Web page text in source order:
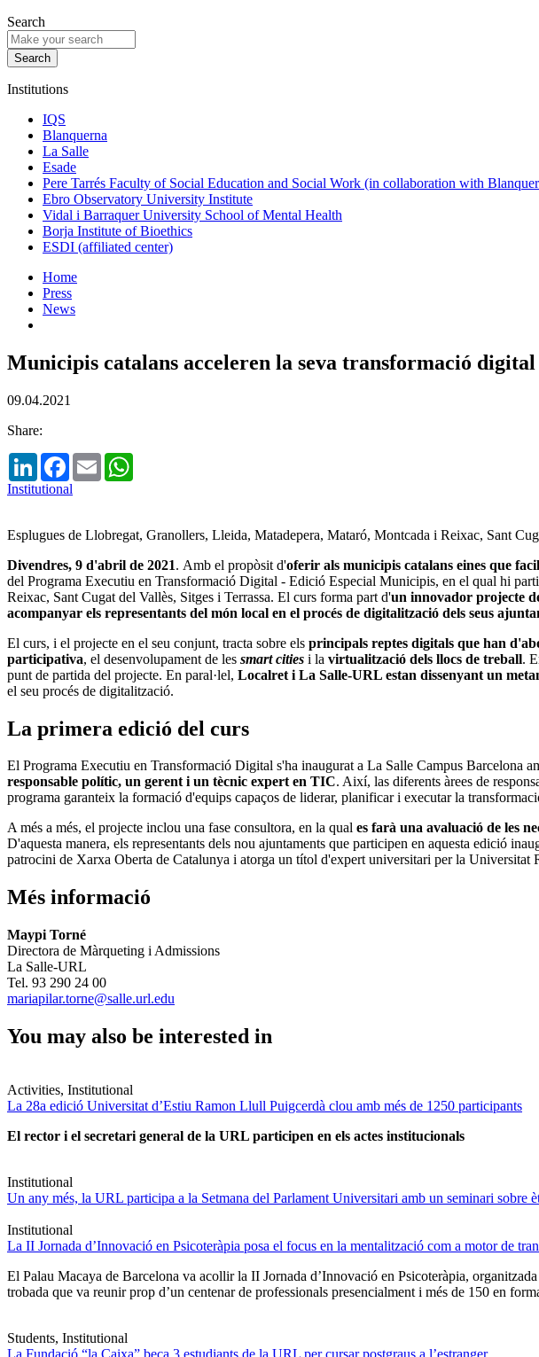
Search
Institutions
IQS
Blanquerna
La Salle
Esade
Pere Tarrés Faculty of Social Education and Social Work (in collaboration with
Ebro Observatory University Institute
Vidal i Barraquer University School of Mental Health
Borja Institute of Bioethics
ESDI (affiliated center)
Home
Press
News
Municipis catalans acceleren la seva transformació
09.04.2021
Share:
LinkedInFacebook
Email
Institutional
Esplugues de Llobregat, Granollers, Lleida, Matadepera, Mataró, Montcada i Reixac, Sant
Divendres, 9 d'abril de 2021. Amb el propòsit d'oferir als municipis catalans eines que
del Programa Executiu en Transformació Digital - Edició Especial Municipis, en el qual hi
Reixac, Sant Cugat del Vallès, Sitges i Terrassa. El curs forma part d'un innovador projecte
acompanyar els representants del món local en el procés de digitalització dels seus
El curs, i el projecte en el seu conjunt, tracta sobre els principals reptes digitals que han
participativa, el desenvolupament de les smart cities i la virtualització dels llocs de treball.
punt de partida del projecte. En paral·lel, Localret i La Salle-URL estan dissenyant un
el seu procés de digitalització.
La primera edició del curs
El Programa Executiu en Transformació Digital s'ha inaugurat a La Salle Campus Barcelona
responsable polític, un gerent i un tècnic expert en TIC. Així, las diferents àrees de
programa garanteix la formació d'equips capaços de liderar, planificar i executar la
A més a més, el projecte inclou una fase consultora, en la qual es farà una avaluació de les
D'aquesta manera, els representants dels nou ajuntaments que participen en aquesta edició
patrocini de Xarxa Oberta de Catalunya i atorga un títol d'expert universitari per la
Més informació
Maypi Torné
Directora de Màrqueting i Admissions
La Salle-URL
Tel. 93 290 24 00
mariapilar.torne@salle.url.edu
You may also be interested in
Activities, Institutional
La 28a edició Universitat d’Estiu Ramon Llull Puigcerdà clou amb més de 1250 participants
El rector i el secretari general de la URL participen en els actes institucionals
Institutional
Un any més, la URL participa a la Setmana del Parlament Universitari amb un seminari sobre
Institutional
La II Jornada d’Innovació en Psicoteràpia posa el focus en la mentalització com a motor de
El Palau Macaya de Barcelona va acollir la II Jornada d’Innovació en Psicoteràpia,
trobada que va reunir prop d’un centenar de professionals presencialment i més de 150 en
Students, Institutional
La Fundació “la Caixa” beca 3 estudiants de la URL per cursar postgraus a l’estranger